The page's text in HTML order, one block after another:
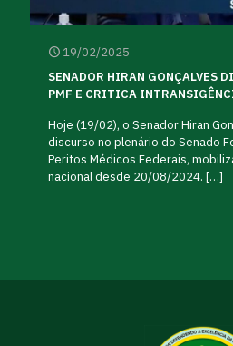
19/02/2025
SENADOR HIRAN GONÇALVES
PMF E CRITICA
Hoje (19/02), o Senador Hiran
discurso no plenário do Senado
Peritos Médicos Federais,
nacional desde 20/08/2024. […]